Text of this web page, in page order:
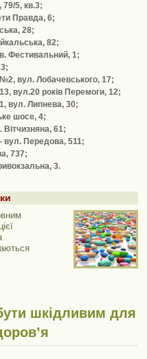
5, кв.3;
Правда, 6;
28;
82;
Фестивальний, 1;
вул. Лобачевського, 17;
вул.20 років Перемоги, 12;
вул. Липнева, 30;
шосе, 4;
61;
Передова, 511;
737;
3.
шкідливим для